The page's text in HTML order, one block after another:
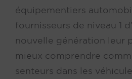
équipementiers
fournisseurs de niveau 1
nouvelle génération leur
mieux comprendre
senteurs dans les